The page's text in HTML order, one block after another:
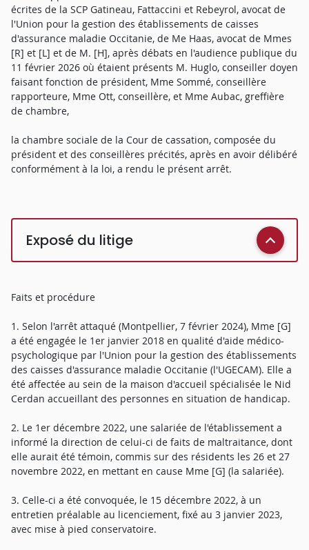
écrites de la SCP Gatineau, Fattaccini et Rebeyrol, avocat de
l'Union pour la gestion des établissements de caisses
d'assurance maladie Occitanie, de Me Haas, avocat de Mmes
[R] et [L] et de M. [H], après débats en l'audience publique du
11 février 2026 où étaient présents M. Huglo, conseiller doyen
faisant fonction de président, Mme Sommé, conseillère
rapporteure, Mme Ott, conseillère, et Mme Aubac, greffière
de chambre,
la chambre sociale de la Cour de cassation, composée du
président et des conseillères précités, après en avoir délibéré
conformément à la loi, a rendu le présent arrêt.
Exposé du litige
Faits et procédure
1. Selon l'arrêt attaqué (Montpellier, 7 février 2024), Mme [G]
a été engagée le 1er janvier 2018 en qualité d'aide médico-
psychologique par l'Union pour la gestion des établissements
des caisses d'assurance maladie Occitanie (l'UGECAM). Elle a
été affectée au sein de la maison d'accueil spécialisée le Nid
Cerdan accueillant des personnes en situation de handicap.
2. Le 1er décembre 2022, une salariée de l'établissement a
informé la direction de celui-ci de faits de maltraitance, dont
elle aurait été témoin, commis sur des résidents les 26 et 27
novembre 2022, en mettant en cause Mme [G] (la salariée).
3. Celle-ci a été convoquée, le 15 décembre 2022, à un
entretien préalable au licenciement, fixé au 3 janvier 2023,
avec mise à pied conservatoire.